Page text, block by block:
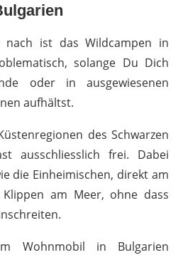
nach ist das Wildcampen in
solange Du Dich
oder in ausgewiesenen
aufhältst.
des Schwarzen
ausschliesslich frei. Dabei
die Einheimischen, direkt am
am Meer, ohne dass
Wohnmobil in Bulgarien